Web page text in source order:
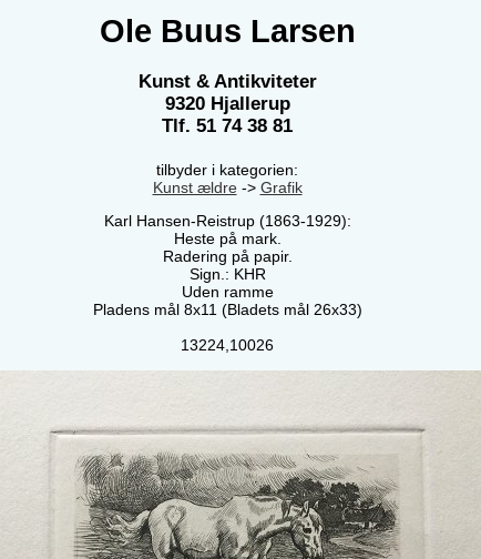
Ole Buus Larsen
Kunst & Antikviteter
9320 Hjallerup
Tlf. 51 74 38 81
tilbyder i kategorien:
Kunst ældre-> Grafik
Karl Hansen-Reistrup (1863-1929):
Heste på mark.
Radering på papir.
Sign.: KHR
Uden ramme
Pladens mål 8x11 (Bladets mål 26x33)
13224,10026